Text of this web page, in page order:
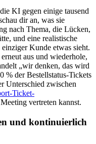
KI gegen einige tausend
dir an, was sie
nach Thema, die Lücken,
und eine realistische
Kunde etwas sieht.
aus und wiederhole,
„wir denken, das wird
% der Bestellstatus-Tickets
Unterschied zwischen
Ticket-
vertreten kannst.
und kontinuierlich